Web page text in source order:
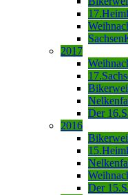
2017
Der
2016
Der